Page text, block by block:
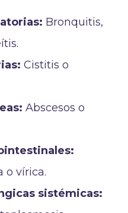
Bronquitis,
Cistitis o
Abscesos o
o vírica.
sistémicas: